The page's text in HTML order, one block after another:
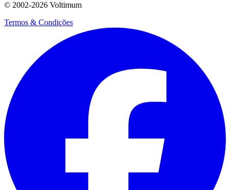
© 2002-2026 Voltimum
Termos & Condições